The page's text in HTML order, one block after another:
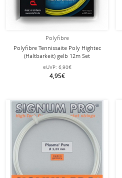
Polyfibre
Polyfibre Tennissaite Poly Hightec
(Haltbarkeit) gelb 12m Set
eUVP: 6,90€
4,95€